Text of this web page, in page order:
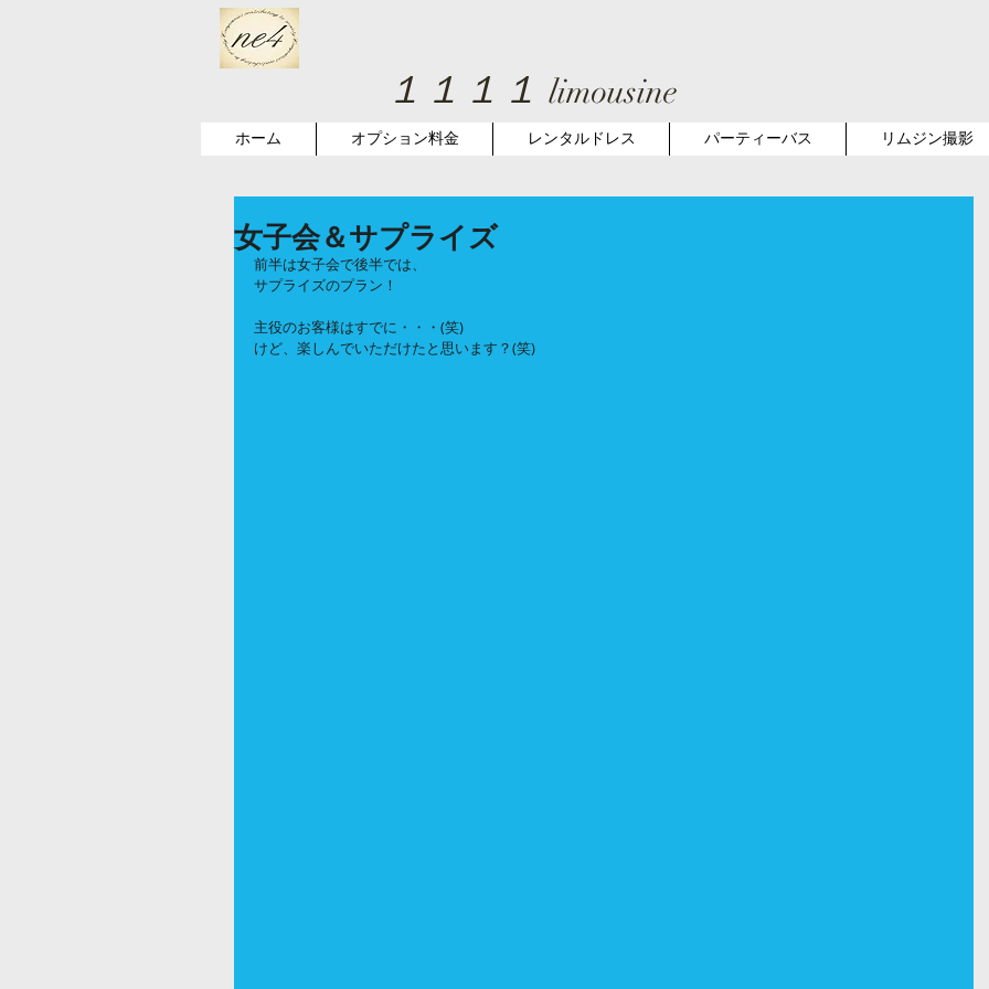
１１１１ limousine
ホーム オプション料金 レンタルドレス パーティーバス リムジン撮影
女子会＆サプライズ
前半は女子会で後半では、
サプライズのプラン！
主役のお客様はすでに・・・(笑)
けど、楽しんでいただけたと思います？(笑)